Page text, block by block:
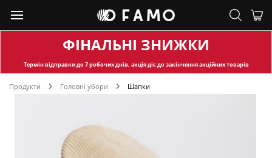
ФІНАЛЬНІ ЗНИЖКИ
Термін відправкидо 7 робочих днів, акція діє до закінчення акційних товарів
Продукти Головні убори Шапки